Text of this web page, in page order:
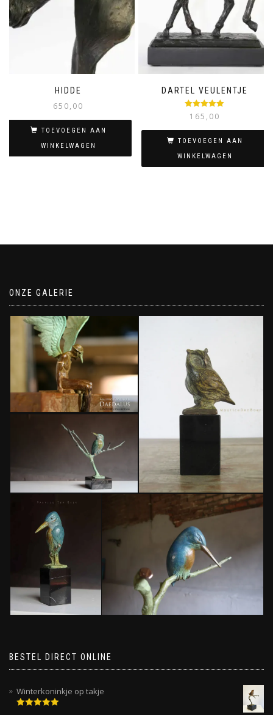
HIDDE
650,00
TOEVOEGEN AAN
WINKELWAGEN
DARTEL VEULENTJE
Gewaardeerd
uit 5
165,00
TOEVOEGEN AAN
WINKELWAGEN
ONZE GALERIE
BESTEL DIRECT ONLINE
Winterkoninkje op takje